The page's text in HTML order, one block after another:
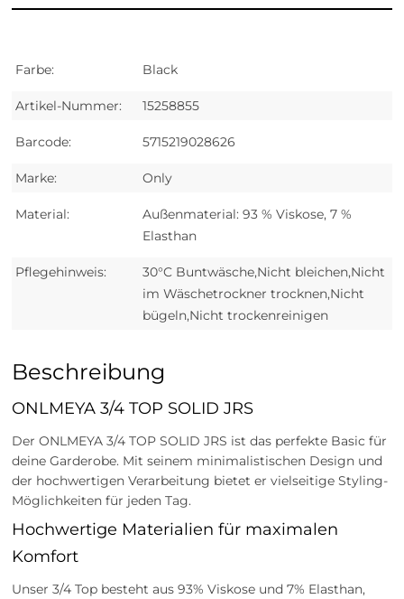
Farbe: Black
Artikel-Nummer: 15258855
Barcode: 5715219028626
Marke: Only
Material:
Außenmaterial: 93 % Viskose, 7 %
Elasthan
Pflegehinweis:
30°C Buntwäsche,Nicht bleichen,Nicht
im Wäschetrockner trocknen,Nicht
bügeln,Nicht trockenreinigen
Beschreibung
ONLMEYA 3/4 TOP SOLID JRS
Der ONLMEYA 3/4 TOP SOLID JRS ist das perfekte Basic für
deine Garderobe. Mit seinem minimalistischen Design und
der hochwertigen Verarbeitung bietet er vielseitige Styling-
Möglichkeiten für jeden Tag.
Hochwertige Materialien für maximalen
Komfort
Unser 3/4 Top besteht aus 93% Viskose und 7% Elasthan,